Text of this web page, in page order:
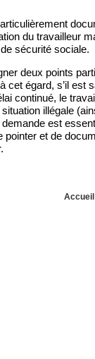
du travailleur
sécurité sociale.
deux points
cet égard, s’il est
continué, le
illégale
demande est
pointer et de